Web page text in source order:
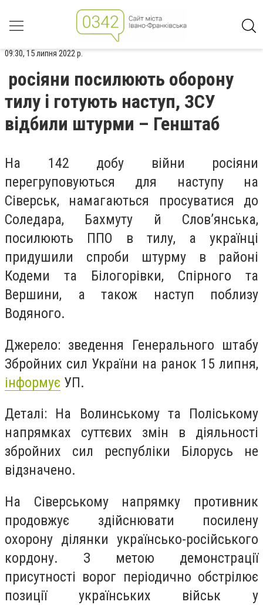
09:30, 15 липня 2022 р.
росіяни посилюють оборону
тилу і готують наступ, ЗСУ
відбили штурми – Генштаб
На 142 добу війни росіяни
перегруповуються для наступу на
Сіверськ, намагаються просуватися до
Соледара, Бахмуту й Слов’янська,
посилюють ППО в тилу, а українці
придушили спроби штурму в районі
Кодеми та Білогорівки, Спірного та
Вершини, а також наступ поблизу
Водяного.
Джерело: зведення Генерального штабу
Збройних сил України на ранок 15 липня,
інформує УП.
Деталі: На Волинському та Поліському
напрямках суттєвих змін в діяльності
збройних сил республіки Білорусь не
відзначено.
На Сіверському напрямку противник
продовжує здійснювати посилену
охорону ділянки українсько-російського
кордону. З метою демонстрації
присутності ворог періодично обстрілює
позиції українських військ у